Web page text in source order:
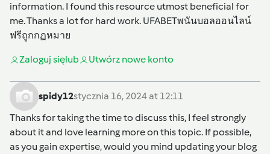
information. I found this resource utmost beneficial for
me. Thanks a lot for hard work. UFABETพนันบอลออนไลน์
ฟรีถูกกฏหมาย
Zaloguj sięlub Utwórz nowe konto
spidy12stycznia 16, 2024 at 12:11
Thanks for taking the time to discuss this, I feel strongly
about it and love learning more on this topic. If possible,
as you gain expertise, would you mind updating your blog